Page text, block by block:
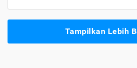
Tampilkan Lebih